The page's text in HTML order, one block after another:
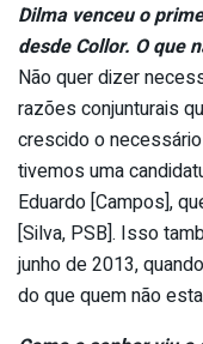
Dilma venceu o
desde Collor. O que
Não quer dizer
razões conjunturais
crescido o
tivemos uma
Eduardo [Campos],
[Silva, PSB]. Isso
junho de 2013,
do que quem não